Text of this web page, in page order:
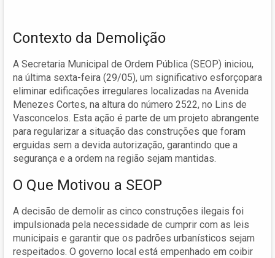
Contexto da Demolição
A Secretaria Municipal de Ordem Pública (SEOP) iniciou,
na última sexta-feira (29/05), um significativo esforçopara
eliminar edificações irregulares localizadas na Avenida
Menezes Cortes, na altura do número 2522, no Lins de
Vasconcelos. Esta ação é parte de um projeto abrangente
para regularizar a situação das construções que foram
erguidas sem a devida autorização, garantindo que a
segurança e a ordem na região sejam mantidas.
O Que Motivou a SEOP
A decisão de demolir as cinco construções ilegais foi
impulsionada pela necessidade de cumprir com as leis
municipais e garantir que os padrões urbanísticos sejam
respeitados. O governo local está empenhado em coibir